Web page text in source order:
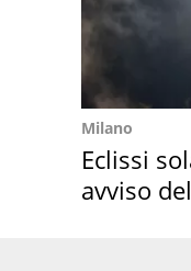
Milano
Eclissi
avviso